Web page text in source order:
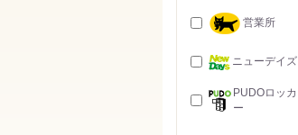
営業所
ニューデイズ
PUDOロッカ
ー